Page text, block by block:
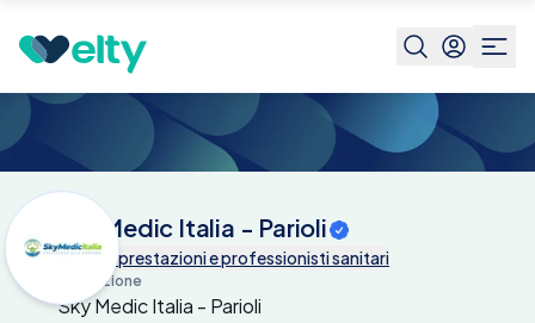
Sky Medic Italia - Parioli
Tutte le prestazioni e professionisti sanitari
Descrizione
Sky Medic Italia - Parioli